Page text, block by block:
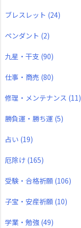
ブレスレット (24)
ペンダント (2)
九星・干支 (90)
仕事・商売 (80)
修理・メンテナンス (11)
勝負運・勝ち運 (5)
占い (19)
厄除け (165)
受験・合格祈願 (106)
子宝・安産祈願 (10)
学業・勉強 (49)